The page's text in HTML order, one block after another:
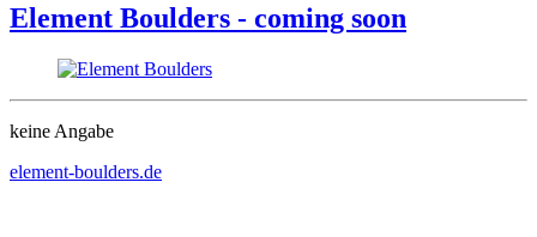
Element Boulders - coming soon
keine Angabe
element-boulders.de